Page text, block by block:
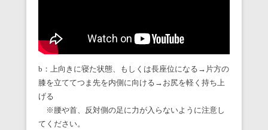
b：上向きに寝た状態、もしくは長座位になる→片方の
膝を立ててつま先を内側に向ける→お尻を軽く持ち上
げる
※腰や首、反対側の足に力が入らないように注意し
てください。